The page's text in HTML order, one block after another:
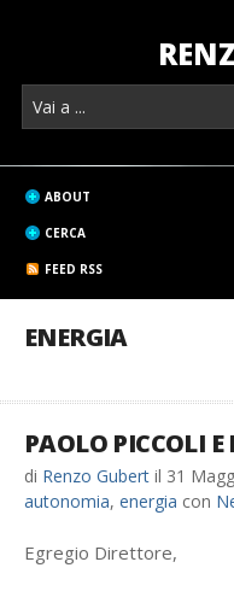
ABOUT
CERCA
FEED RSS
ENERGIA
PAOLO PICCOLI
di Renzo Gubert il 31
autonomia, energia con
Egregio Direttore,